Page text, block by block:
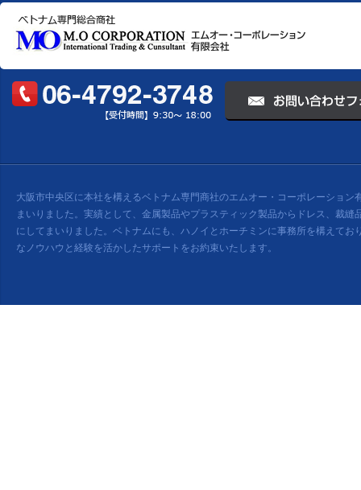
大阪市中央区に本社を構えるベトナム専門商社のエムオー・コーポレーショ
まいりました。実績として、金属製品やプラスティック製品からドレス、裁
にしてまいりました。ベトナムにも、ハノイとホーチミンに事務所を構えて
なノウハウと経験を活かしたサポートをお約束いたします。